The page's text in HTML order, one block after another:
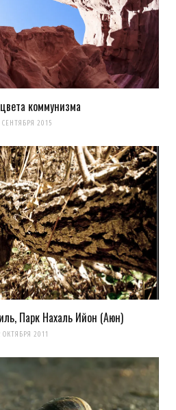
коммунизма
СЕНТЯБРЯ 2015
Парк Нахаль Ийон (Аюн)
ОКТЯБРЯ 2011